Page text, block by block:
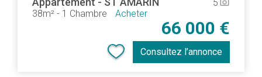
38m² - 1 Chambre Acheter
5 camera_alt
66 000 €
Consultez l’annonce